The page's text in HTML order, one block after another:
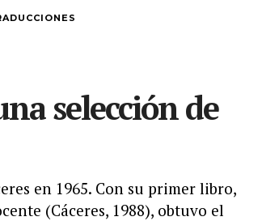
selección de
en 1965. Con su primer libro,
(Cáceres, 1988), obtuvo el